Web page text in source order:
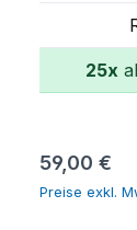
25x
Regulärer
59,00 €
Preise exkl.